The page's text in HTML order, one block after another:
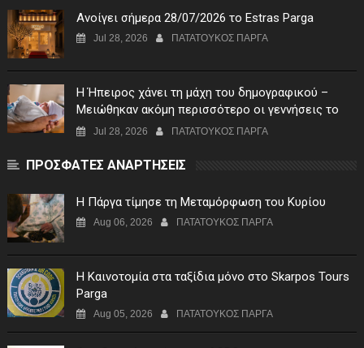
Ανοίγει σήμερα 28/07/2026 το Estras Parga
Jul 28, 2026 ΠΑΤΑΤΟΥΚΟΣ ΠΑΡΓΑ
Η Ήπειρος χάνει τη μάχη του δημογραφικού –
Μειώθηκαν ακόμη περισσότερο οι γεννήσεις το
πρώτο τρίμηνο του 2026
Jul 28, 2026 ΠΑΤΑΤΟΥΚΟΣ ΠΑΡΓΑ
ΠΡΟΣΦΑΤΕΣ ΑΝΑΡΤΗΣΕΙΣ
Η Πάργα τίμησε τη Μεταμόρφωση του Κυρίου
Aug 06, 2026 ΠΑΤΑΤΟΥΚΟΣ ΠΑΡΓΑ
Η Καινοτομία στα ταξίδια μόνο στο Skarpos Tours
Parga
Aug 05, 2026 ΠΑΤΑΤΟΥΚΟΣ ΠΑΡΓΑ